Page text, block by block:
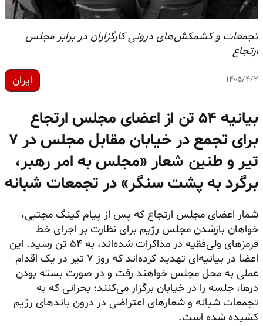
تجمعات و کشمکش‌های درونی کارگزاران در برابر مجلس
ارتجاع
۱۴۰۵/۴/۲ ایران
بیانیه ۵۴ تن از اعضای مجلس ارتجاع
برای تجمع در خیابان مقابل مجلس در ۷
تیر و طنین شعار «مجلس به امر رهبر،
برگرد به پشت سنگر» در تجمعات شبانه
شمار اعضای مجلس ارتجاع که پس از پیام کینگ مجتبی،
خواهان بازشدن مجلس رژیم برای نظارت بر اجرای خط
قرمزهای ولی‌فقیه در مذاکرات شده‌اند، به ۵۴ تن رسید. این
اعضا در بیانیه‌ای تهدید کرده‌اند که روز ۷ تیر در یک اقدام
عملی به محل مجلس خواهند رفت و در صورت بسته بودن
درها، جلسه را در خیابان برگزار می‌کنند؛ بحرانی که به
تجمعات شبانه و شعارهای اعتراضی در درون باندهای رژیم
کشیده شده است.